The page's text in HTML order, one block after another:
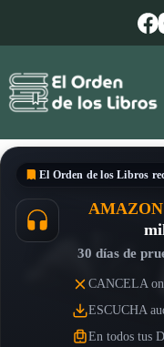
El Orden de los Libros
30 días de
CANCELA
ESCUCHA
En todos tus